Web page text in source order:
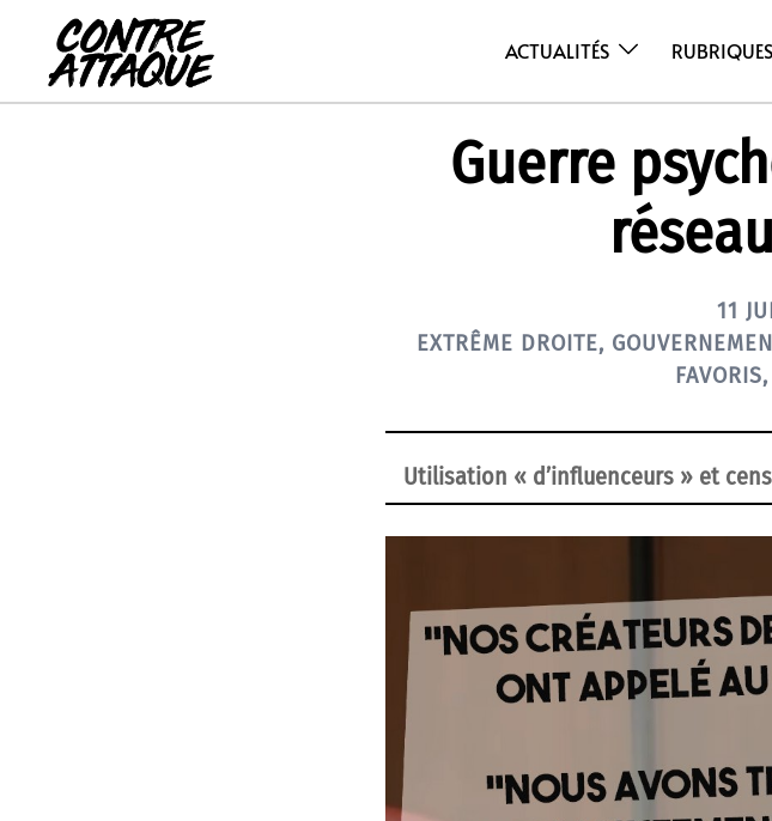
contenu
ACTUALITÉS RUBRIQUES
Guerre
11
EXTRÊME DROITE,
FAVORIS,
Utilisation « d’influenceurs » et